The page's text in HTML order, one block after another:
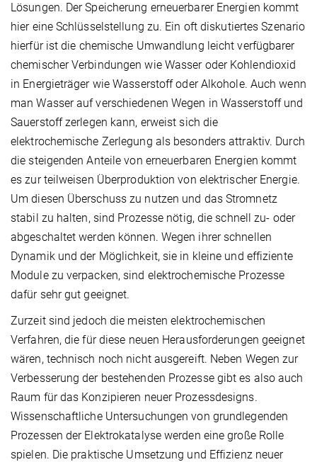
Lösungen. Der Speicherung erneuerbarer Energien kommt
hier eine Schlüsselstellung zu. Ein oft diskutiertes Szenario
hierfür ist die chemische Umwandlung leicht verfügbarer
chemischer Verbindungen wie Wasser oder Kohlendioxid
in Energieträger wie Wasserstoff oder Alkohole. Auch wenn
man Wasser auf verschiedenen Wegen in Wasserstoff und
Sauerstoff zerlegen kann, erweist sich die
elektrochemische Zerlegung als besonders attraktiv. Durch
die steigenden Anteile von erneuerbaren Energien kommt
es zur teilweisen Überproduktion von elektrischer Energie.
Um diesen Überschuss zu nutzen und das Stromnetz
stabil zu halten, sind Prozesse nötig, die schnell zu- oder
abgeschaltet werden können. Wegen ihrer schnellen
Dynamik und der Möglichkeit, sie in kleine und effiziente
Module zu verpacken, sind elektrochemische Prozesse
dafür sehr gut geeignet.
Zurzeit sind jedoch die meisten elektrochemischen
Verfahren, die für diese neuen Herausforderungen geeignet
wären, technisch noch nicht ausgereift. Neben Wegen zur
Verbesserung der bestehenden Prozesse gibt es also auch
Raum für das Konzipieren neuer Prozessdesigns.
Wissenschaftliche Untersuchungen von grundlegenden
Prozessen der Elektrokatalyse werden eine große Rolle
spielen. Die praktische Umsetzung und Effizienz neuer